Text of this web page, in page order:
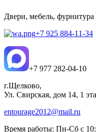
Двери, мебель, фурнитура
+7 925 884-11-34
+7 977 282-04-10
г.Щелково,
Ул. Свирская, дом 14, 1
entourage2012@mail.ru
Время работы: Пн-Сб с